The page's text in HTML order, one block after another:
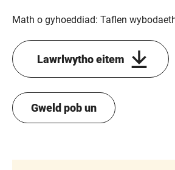
Math o gyhoeddiad: Taflen
Lawrlwytho eitem
Gweld pob un